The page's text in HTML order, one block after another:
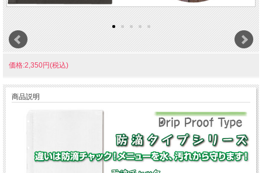
価格:2,350円(税込)
商品説明